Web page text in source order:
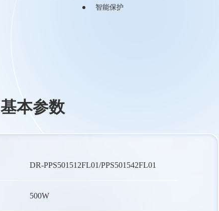
智能保护
基本参数
DR-PPS501512FL01/PPS501542FL01
500W